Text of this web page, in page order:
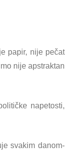
papir, nije pečat
nije apstraktan
napetosti,
svakim danom-